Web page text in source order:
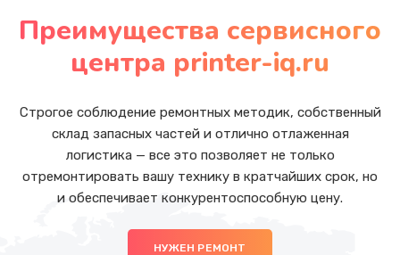
Заказать
от 2745 руб.
Заказать
Замена материнской платы
от 1760 руб.
Заказать
Преимущества сервисного
центра printer-iq.ru
Строгое соблюдение ремонтных методик, собственный
склад запасных частей и отлично отлаженная
логистика — все это позволяет не только
отремонтировать вашу технику в кратчайших срок, но
и обеспечивает конкурентоспособную цену.
НУЖЕН РЕМОНТ